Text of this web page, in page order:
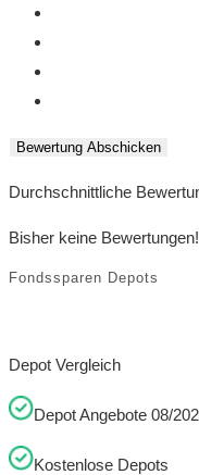
Bewertung Abschicken
Durchschnittliche
Bisher keine
Fondssparen Depots
Depot Vergleich
Depot Angebote 08/
Kostenlose Depots